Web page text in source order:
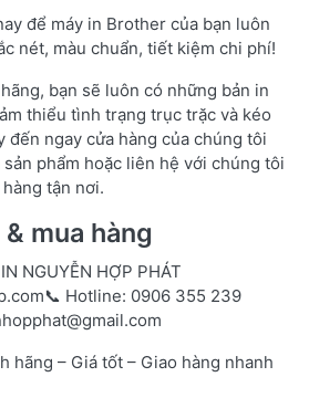
để máy in Brother của bạn luôn
nét, màu chuẩn, tiết kiệm chi phí!
bạn sẽ luôn có những bản in
thiểu tình trạng trục trặc và kéo
đến ngay cửa hàng của chúng tôi
sản phẩm hoặc liên hệ với chúng tôi
tận nơi.
mua hàng
NGUYỄN HỢP PHÁT
📞 Hotline: 0906 355 239
hãng – Giá tốt – Giao hàng nhanh